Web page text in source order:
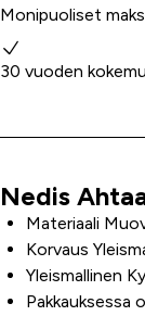
Monipuoliset
30 vuoden
Tuoteinfo
Nedis
Materiaali
Korvaus
Yleismallinen
Pakkauksessa